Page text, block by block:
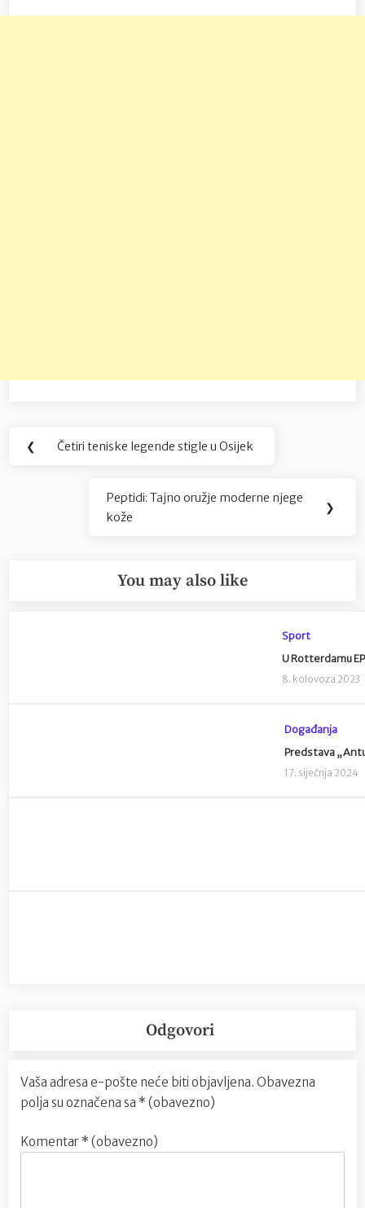
Navigacija
❮
Previous
Četiri teniske legende stigle u Osijek
Next
Post:
Peptidi: Tajno oružje moderne njege
kože
❯
You may also like
Sport
U Rotterdamu
8. kolovoza 2023
Događanja
Predstava
17. siječnja 2024
Odgovori
Vaša adresa e-pošte neće biti objavljena. Obavezna
polja su označena sa * (obavezno)
Komentar * (obavezno)